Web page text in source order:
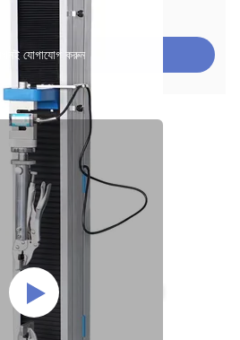
এখনই যোগাযোগ করুন